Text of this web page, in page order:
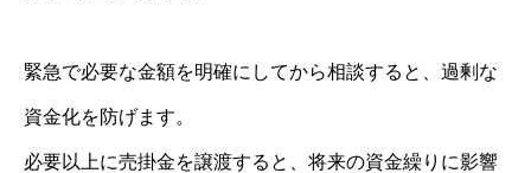
緊急で必要な金額を明確にしてから相談すると、過剰な
資金化を防げます。
必要以上に売掛金を譲渡すると、将来の資金繰りに影響